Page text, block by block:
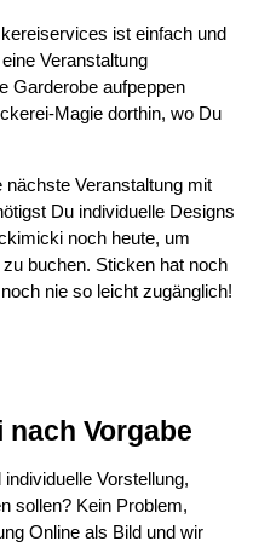
ist einfach und
Veranstaltung
Garderobe aufpeppen
Magie dorthin, wo Du
Veranstaltung mit
Du individuelle Designs
noch heute, um
buchen. Sticken hat noch
nie so leicht zugänglich!
Vorgabe
Vorstellung,
sollen? Kein Problem,
Online als Bild und wir